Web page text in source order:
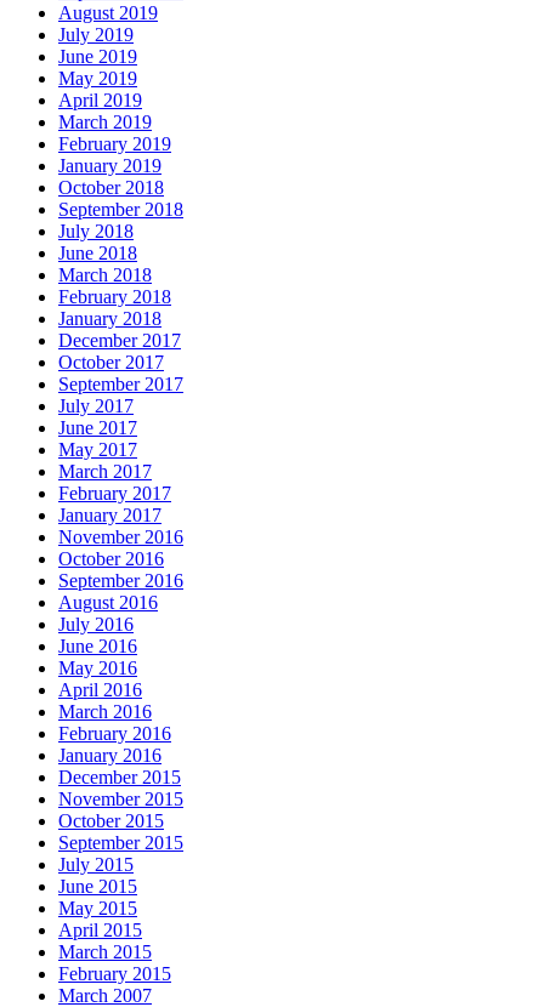
August 2019
July 2019
June 2019
May 2019
April 2019
March 2019
February 2019
January 2019
October 2018
September 2018
July 2018
June 2018
March 2018
February 2018
January 2018
December 2017
October 2017
September 2017
July 2017
June 2017
May 2017
March 2017
February 2017
January 2017
November 2016
October 2016
September 2016
August 2016
July 2016
June 2016
May 2016
April 2016
March 2016
February 2016
January 2016
December 2015
November 2015
October 2015
September 2015
July 2015
June 2015
May 2015
April 2015
March 2015
February 2015
March 2007